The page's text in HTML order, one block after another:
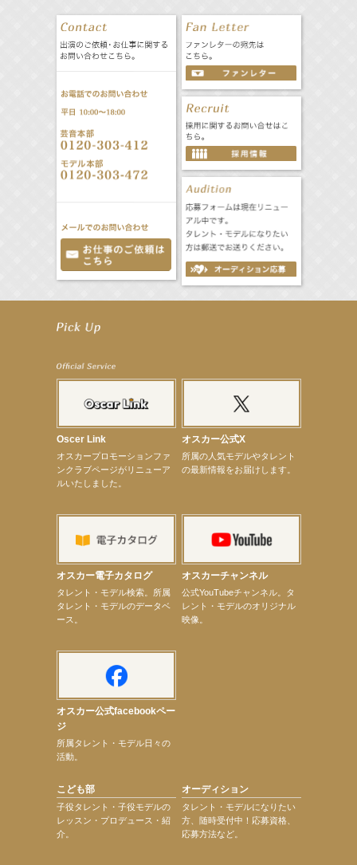
【elfin’】7thシングル『全世界』がFMたいはくでO.A.決定♪
【elfin’】7thシングル『全世界』がFM TANABEでO.A.決定♪
【昆虫ハンター牧田習】宝塚市立手塚治虫記念館トークショー＆宝塚文化芸術センター昆虫展示イ
【昆虫ハンター牧田習】8月13日（木）プライムツリー赤池「ふれあい昆虫フェスティバル」トーク
【井頭愛海】『小さなお葬式』TV-CM出演！
【定本楓馬】WEB DIGVII 連載企画『東京23時』に登場！
【髙橋ひかる】7月雑誌掲載情報
【elfin’】7thシングル『全世界』がFMふくろうでパワープレイO.A.決定
【上戸彩】「サントリードリームマッチ2026」 始球式
【elfin’】9月27日（日）「Beauty Voice Theater Reboot Vol.3」開催決定！
【本田紗来】「Ray」9月号発売中！
【宇垣美里】「マンガ【推しの子】展‐星のキセキ‐」オープニングイベント
【昆虫ハンター牧田習】7月25日（土）NHKラジオ「石丸謙二郎の山カフェ」出演
Oscer Link
オスカープロモーションファ
ンクラブページがリニューア
ルいたしました。
オスカー公式X
所属の人気モデルやタレント
の最新情報をお届けします。
オスカー電子カタログ
タレント・モデル検索。所属
タレント・モデルのデータベ
ース。
オスカーチャンネル
公式YouTubeチャンネル。タ
レント・モデルのオリジナル
映像。
オスカー公式facebookペー
ジ
所属タレント・モデル日々の
活動。
こども部
子役タレント・子役モデルの
レッスン・プロデュース・紹
介。
オーディション
タレント・モデルになりたい
方、随時受付中！応募資格、
応募方法など。